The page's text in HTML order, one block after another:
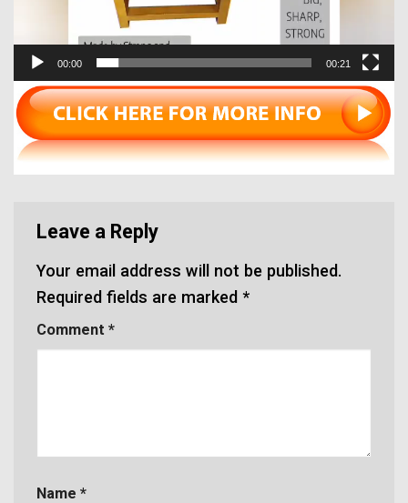
00:00 00:21
Leave a Reply
Your email address will not be published.
Required fields are marked *
Comment *
Name *